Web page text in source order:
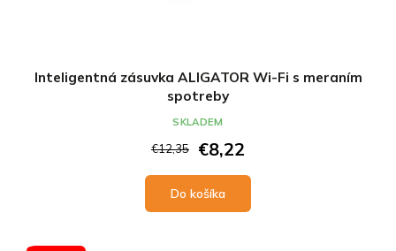
Inteligentná zásuvka ALIGATOR Wi-Fi s meraním
spotreby
€12,35 €8,22
Do košíka
SKLADEM